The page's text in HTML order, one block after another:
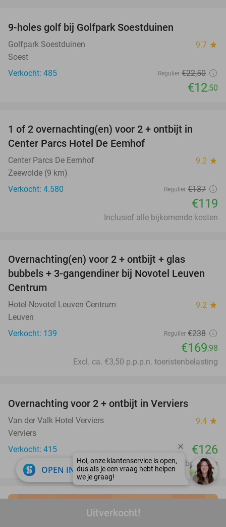
Uitverkocht!
9-holes golf bij Golfpark Soestduinen
Golfpark Soestduinen 9.7 star
Soest
Verkocht: 485
Regulier €22,50
€12,50
1 of 2 overnachting(en) voor 2 + ontbijt in
Center Parcs Hotel De Eemhof
Center Parcs De Eemhof 9.2 star
Zeewolde (9 km)
Verkocht: 4.580
Regulier €137
€119
Inclusief alle bijkomende kosten
Overnachting(en) voor 2 + ontbijt + glas
bubbels + 3-gangendiner bij Novotel Leuven
Centrum
Hotel Novotel Leuven Centrum 9.2 star
Leuven
Verkocht: 139
Regulier €238
€169,98
Excl. ca. €3,50 p.p.p.n. toeristenbelasting
Overnachting voor 2 + ontbijt in Verviers
Van der Valk Hotel Verviers 9.4 star
Verviers
Verkocht: 415
€126
Excl. ca. €1,50 p.p.p.n. toeristenbelasting
Ontdek de bestevakantie
OPEN IN APP close